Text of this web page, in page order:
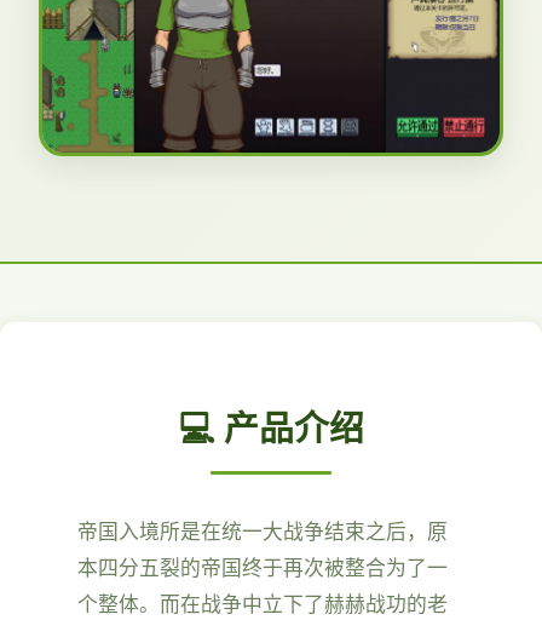
💻 产品介绍
帝国入境所是在统一大战争结束之后，原
本四分五裂的帝国终于再次被整合为了一
个整体。而在战争中立下了赫赫战功的老